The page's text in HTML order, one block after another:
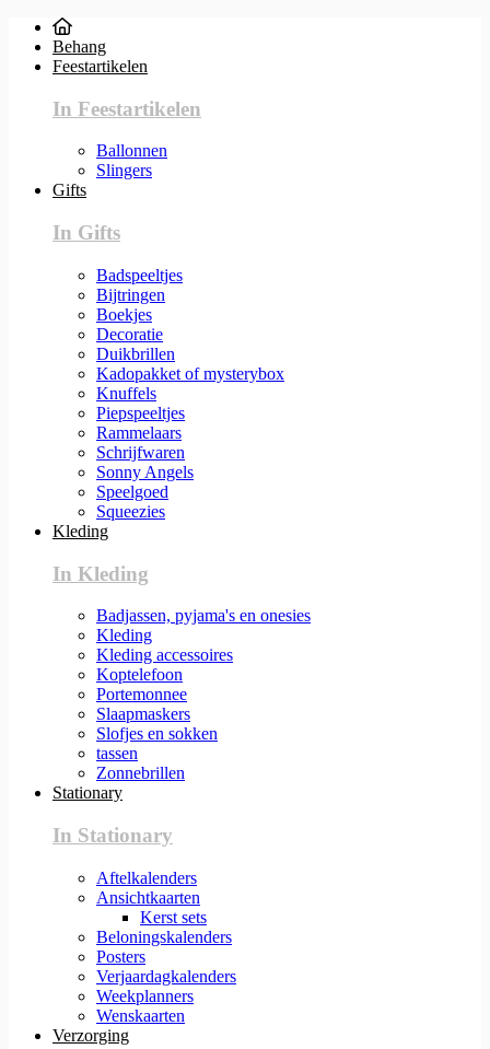
Behang
Feestartikelen
In Feestartikelen
Ballonnen
Slingers
Gifts
In Gifts
Badspeeltjes
Bijtringen
Boekjes
Decoratie
Duikbrillen
Kadopakket of mysterybox
Knuffels
Piepspeeltjes
Rammelaars
Schrijfwaren
Sonny Angels
Speelgoed
Squeezies
Kleding
In Kleding
Badjassen, pyjama's en onesies
Kleding
Kleding accessoires
Koptelefoon
Portemonnee
Slaapmaskers
Slofjes en sokken
tassen
Zonnebrillen
Stationary
In Stationary
Aftelkalenders
Ansichtkaarten
Kerst sets
Beloningskalenders
Posters
Verjaardagkalenders
Weekplanners
Wenskaarten
Verzorging